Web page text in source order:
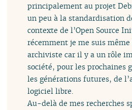
principalement au projet
un peu à la standardisation
contexte de l’Open Source
récemment je me suis même
archiviste car il y a un rôle
société, pour les prochaines
les générations futures, de
logiciel libre.
Au-delà de mes recherches